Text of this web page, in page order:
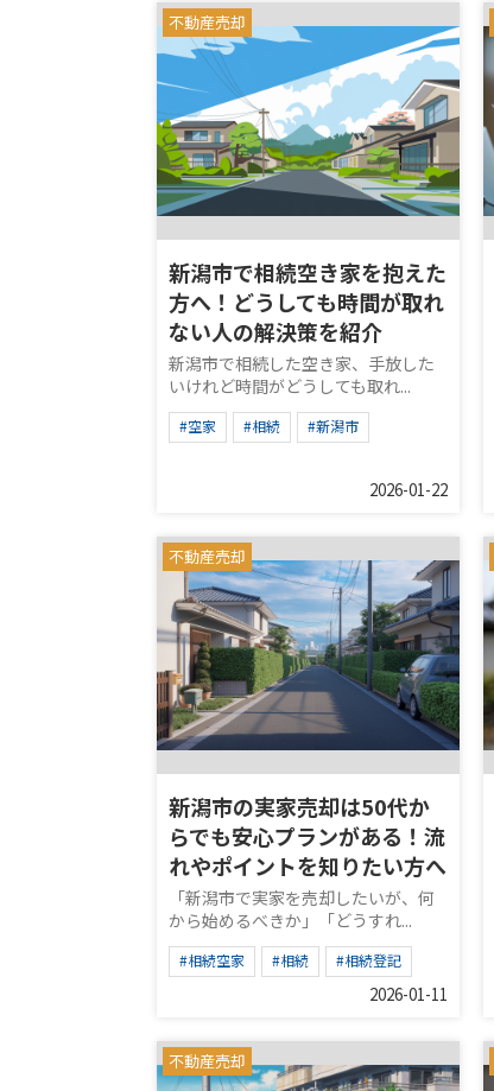
不動産売却
新潟市で相続空き家を抱えた
方へ！どうしても時間が取れ
ない人の解決策を紹介
新潟市で相続した空き家、手放した
いけれど時間がどうしても取れ...
#空家 #相続 #新潟市
2026-01-22
不動産売却
新潟市の実家売却は50代か
らでも安心プランがある！流
れやポイントを知りたい方へ
「新潟市で実家を売却したいが、何
から始めるべきか」「どうすれ...
#相続空家 #相続 #相続登記
2026-01-11
不動産売却